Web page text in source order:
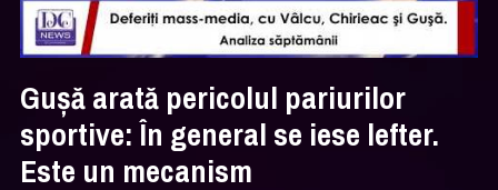
Gușă arată pericolul pariurilor
sportive: În general se iese lefter.
Este un mecanism